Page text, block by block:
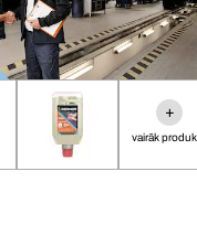
+
vairāk